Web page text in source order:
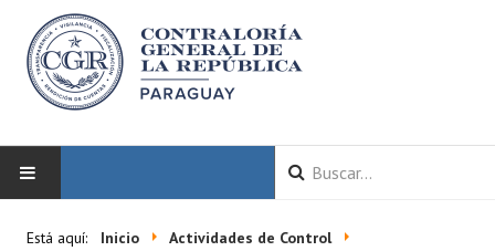
Está aquí: Inicio
Actividades de Control